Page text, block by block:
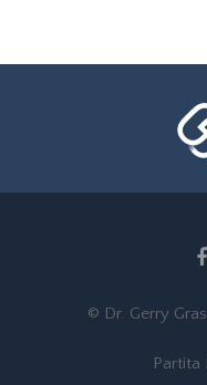
© Dr. Gerry
Partita